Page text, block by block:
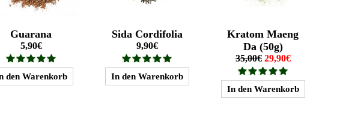
Guarana
5,90€
Sida Cordifolia
9,90€
Kratom Maeng
Da (50g)
35,00€ 29,90€